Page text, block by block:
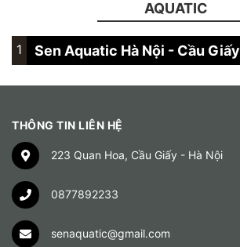
AQUATIC
1 Sen Aquatic Hà Nội - Cầu Giấy
THÔNG TIN LIÊN HỆ
223 Quan Hoa, Cầu Giấy - Hà Nội
0877892233
senaquatic@gmail.com